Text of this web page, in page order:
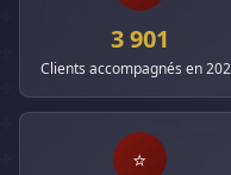
3 901
Clients accompagnés en
⭐